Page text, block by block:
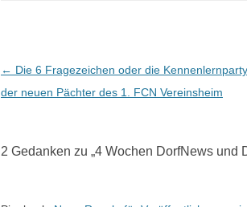
Beitrags-
Navigation
← Die 6 Fragezeichen oder die Kennenlernparty
der neuen Pächter des 1. FCN Vereinsheim
2 Gedanken zu „4 Wochen DorfNews und